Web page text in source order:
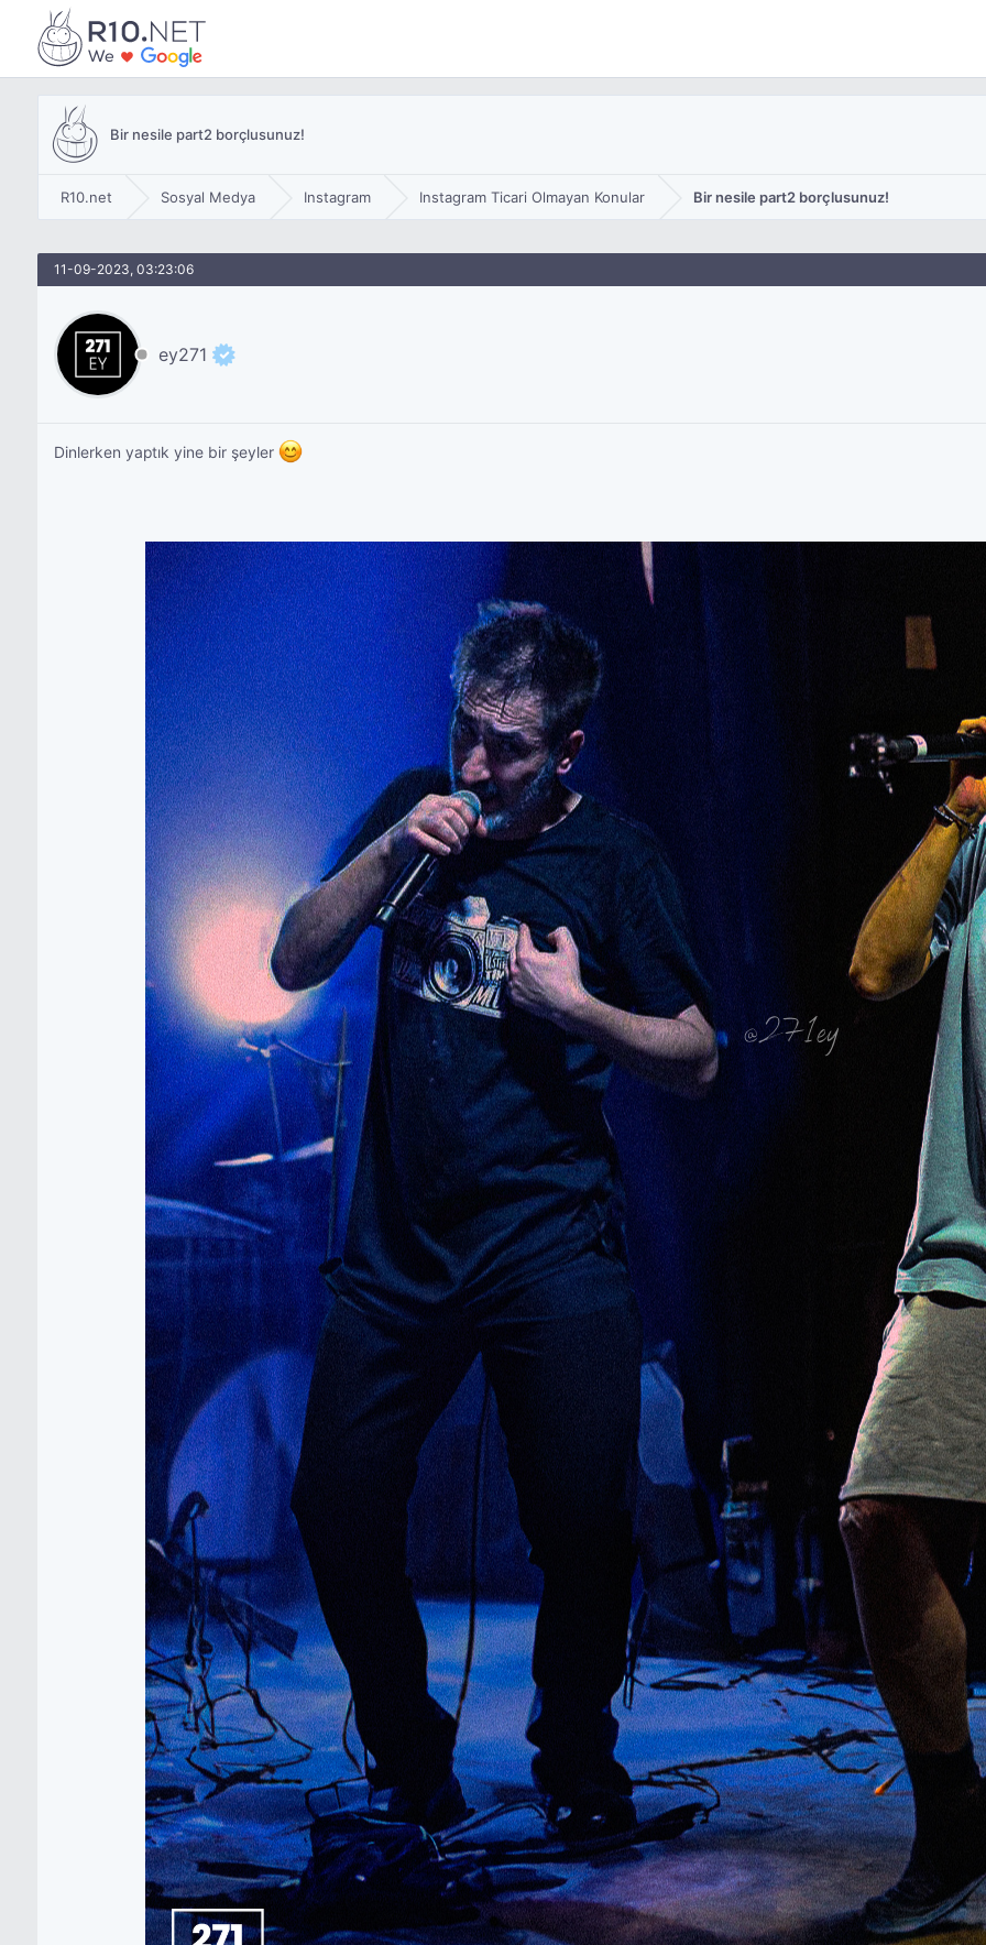
Bir nesile part2 borçlusunuz!
R10.net Sosyal Medya Instagram Instagram Ticari Olmayan Konular Bir nesile part2 borçlusunuz!
11-09-2023, 03:23:06
ey271
Dinlerken yaptık yine bir şeyler